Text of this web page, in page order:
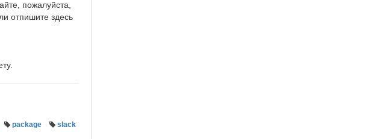
пожалуйста,
отпишите здесь
package slack